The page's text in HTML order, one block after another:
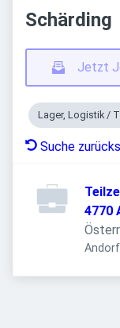
Schärding
Jetzt
Lager, Logistik /
Suche
4770